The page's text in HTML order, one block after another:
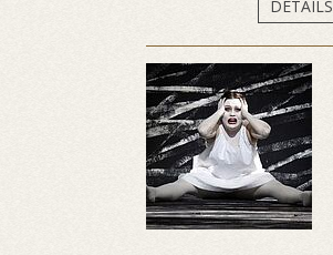
DETAILS